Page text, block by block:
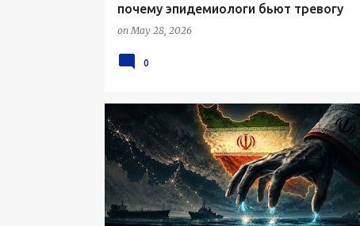
почему эпидемиологи бьют тревогу
onMay 28, 2026
0